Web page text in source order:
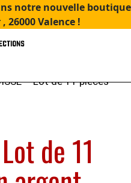
notre nouvelle boutique
26000 Valence !
– Lot de 11 pièces
de 11